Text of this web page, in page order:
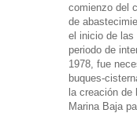
comienzo del
de
el inicio de las
periodo de
1978, fue
buques-
la creación
Marina Baja